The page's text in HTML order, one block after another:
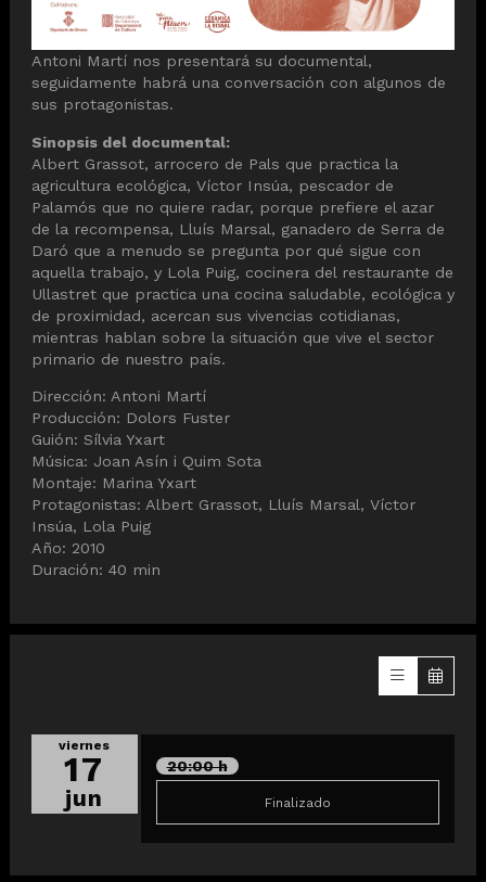
Antoni Martí nos presentará su documental,
seguidamente habrá una conversación con algunos de
sus protagonistas.
Sinopsis del documental:
Albert Grassot, arrocero de Pals que practica la
agricultura ecológica, Víctor Insúa, pescador de
Palamós que no quiere radar, porque prefiere el azar
de la recompensa, Lluís Marsal, ganadero de Serra de
Daró que a menudo se pregunta por qué sigue con
aquella trabajo, y Lola Puig, cocinera del restaurante de
Ullastret que practica una cocina saludable, ecológica y
de proximidad, acercan sus vivencias cotidianas,
mientras hablan sobre la situación que vive el sector
primario de nuestro país.
Dirección: Antoni Martí
Producción: Dolors Fuster
Guión: Sílvia Yxart
Música: Joan Asín i Quim Sota
Montaje: Marina Yxart
Protagonistas: Albert Grassot, Lluís Marsal, Víctor
Insúa, Lola Puig
Año: 2010
Duración: 40 min
viernes
17
jun
20:00 h
Finalizado